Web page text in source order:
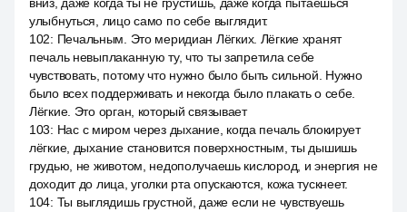
улыбнуться, лицо само по себе выглядит.
102: Печальным. Это меридиан Лёгких. Лёгкие хранят
печаль невыплаканную ту, что ты запретила себе
чувствовать, потому что нужно было быть сильной. Нужно
было всех поддерживать и некогда было плакать о себе.
Лёгкие. Это орган, который связывает
103: Нас с миром через дыхание, когда печаль блокирует
лёгкие, дыхание становится поверхностным, ты дышишь
грудью, не животом, недополучаешь кислород, и энергия не
доходит до лица, уголки рта опускаются, кожа тускнеет.
104: Ты выглядишь грустной, даже если не чувствуешь